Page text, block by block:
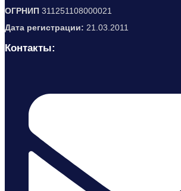
ОГРНИП 311251108000021
Дата регистрации: 21.03.2011
Контакты: